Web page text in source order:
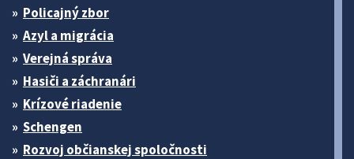
Policajný zbor
Azyl a migrácia
Verejná správa
Hasiči a záchranári
Krízové riadenie
Schengen
Rozvoj občianskej spoločnosti